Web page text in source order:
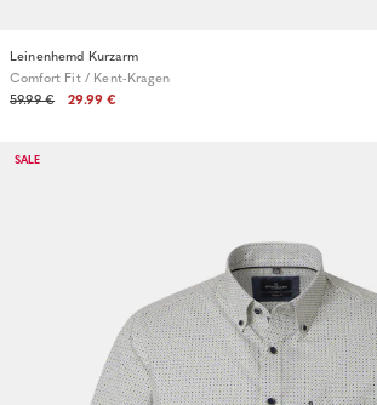
Leinenhemd Kurzarm
Comfort Fit / Kent-Kragen
59.99 €
29.99 €
SALE